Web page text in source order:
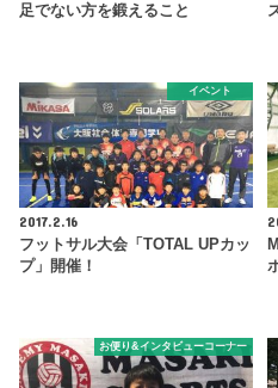
足でない方を鍛えること
イベント
2017.2.16
フットサル大会「TOTAL UPカッ
プ」開催！
お便り&インタビューコーナー